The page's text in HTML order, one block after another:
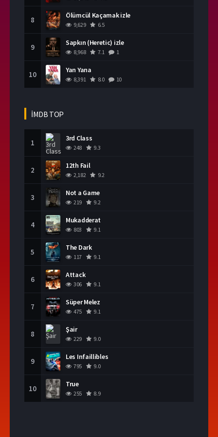
8 Ölümcül Kaçamak izle
9,629 6.5
9 Sapkın (Heretic) izle
8,968 7.1 1
10 Yan Yana
8,391 8.0 10
İMDB TOP
1 3rd Class
248 9.3
2 12th Fail
2,182 9.2
3 Not a Game
219 9.2
4 Mukadderat
803 9.1
5 The Dark
117 9.1
6 Attack
306 9.1
7 Süper Melez
475 9.1
8 Şair
229 9.0
9 Les Infaillibles
795 9.0
10 True
255 8.9